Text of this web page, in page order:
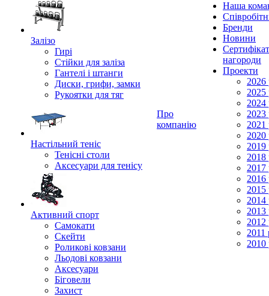
Залізо
Гирі
Стійки для заліза
Гантелі і штанги
Диски, грифи, замки
Рукоятки для тяг
Настільний теніс
Тенісні столи
Аксесуари для тенісу
Активний спорт
Самокати
Скейти
Роликові ковзани
Льодові ковзани
Аксесуари
Біговели
Захист
Про
компанію
Наша
Бренди
Новини
нагороди
Проекти
2026
2025
2024
2023
2021
2020
2019
2018
2017
2016
2015
2014
2013
2012
2011
2010